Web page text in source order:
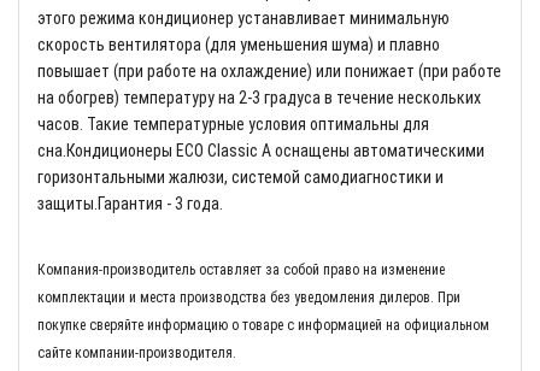
этого режима кондиционер устанавливает минимальную
скорость вентилятора (для уменьшения шума) и плавно
повышает (при работе на охлаждение) или понижает (при работе
на обогрев) температуру на 2-3 градуса в течение нескольких
часов. Такие температурные условия оптимальны для
сна.Кондиционеры ECO Classic A оснащены автоматическими
горизонтальными жалюзи, системой самодиагностики и
защиты.Гарантия - 3 года.
Компания-производитель оставляет за собой право на изменение
комплектации и места производства без уведомления дилеров. При
покупке сверяйте информацию о товаре с информацией на официальном
сайте компании-производителя.